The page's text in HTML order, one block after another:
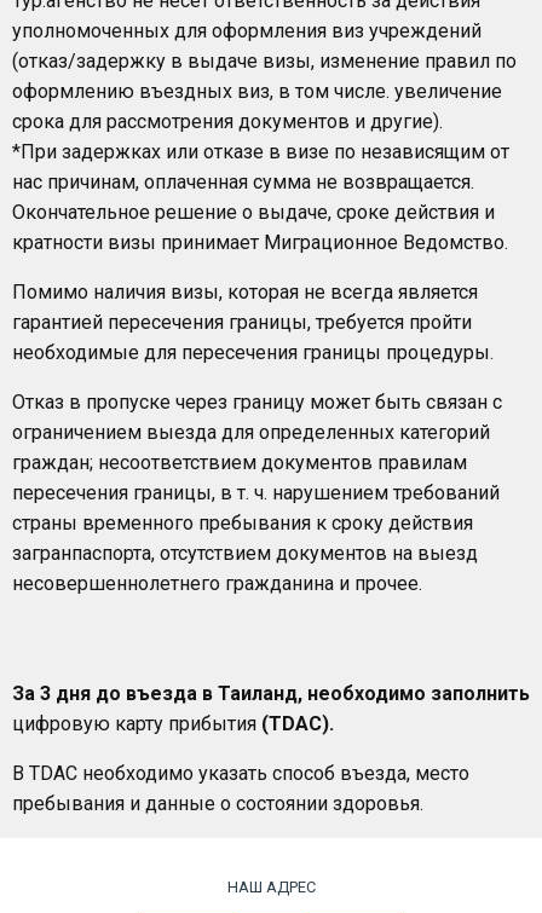
уполномоченных для оформления виз учреждений
(отказ/задержку в выдаче визы, изменение правил по
оформлению въездных виз, в том числе. увеличение
срока для рассмотрения документов и другие).
*При задержках или отказе в визе по независящим от
нас причинам, оплаченная сумма не возвращается.
Окончательное решение о выдаче, сроке действия и
кратности визы принимает Миграционное Ведомство.
Помимо наличия визы, которая не всегда является
гарантией пересечения границы, требуется пройти
необходимые для пересечения границы процедуры.
Отказ в пропуске через границу может быть связан с
ограничением выезда для определенных категорий
граждан; несоответствием документов правилам
пересечения границы, в т. ч. нарушением требований
страны временного пребывания к сроку действия
загранпаспорта, отсутствием документов на выезд
несовершеннолетнего гражданина и прочее.
За 3 дня до въезда в Таиланд, необходимо заполнить
цифровую карту прибытия (TDAC).
В TDAC необходимо указать способ въезда, место
пребывания и данные о состоянии здоровья.
НАШ АДРЕС